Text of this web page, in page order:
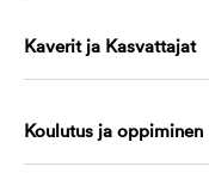
Kaverit ja Kasvattajat
Koulutus ja oppiminen